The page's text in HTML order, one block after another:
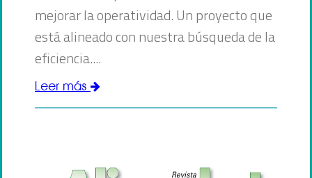
mejorar la operatividad. Un proyecto que
está alineado con nuestra búsqueda de la
eficiencia....
Leer más